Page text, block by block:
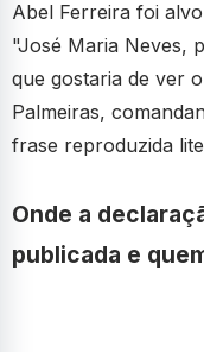
Abel Ferreira foi
"José Maria Neves,
que gostaria de ver
Palmeiras,
frase reproduzida
Onde a
publicada e